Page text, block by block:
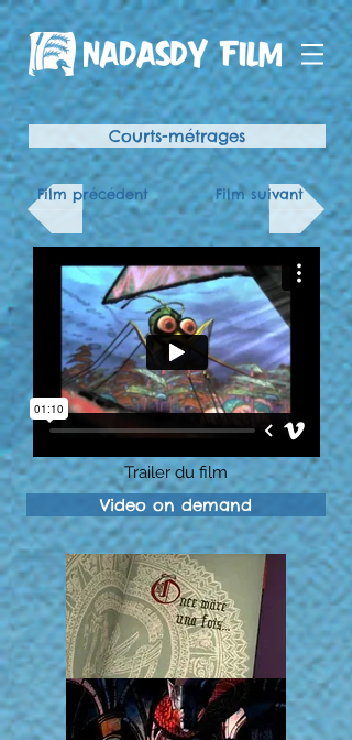
Courts-métrages
Film précédent Film suivant
Trailer du film
Video on demand